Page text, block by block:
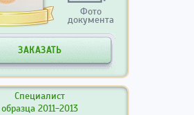
Фото
документа
ЗАКАЗАТЬ
Специалист
образца 2011-2013